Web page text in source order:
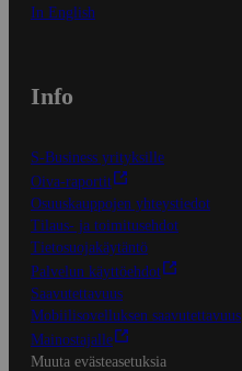
In English
Info
S-Business yrityksille
Oiva-raportit
Osuuskauppojen yhteystiedot
Tilaus- ja toimitusehdot
Tietosuojakäytäntö
Palvelun käyttöehdot
Saavutettavuus
Mobiilisovelluksen saavutettavuus
Mainostajalle
Muuta evästeasetuksia